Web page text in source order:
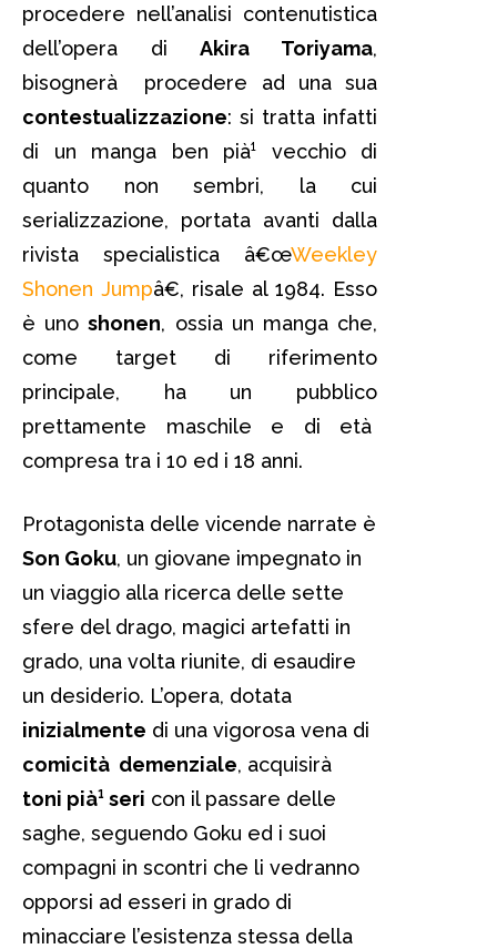
procedere nell’analisi contenutistica
dell’opera diAkira Toriyama,
bisognerà procedere ad una sua
contestualizzazione: si tratta infatti
di un manga ben pià¹ vecchio di
quanto non sembri, la cui
serializzazione, portata avanti dalla
rivista specialistica â€œWeekley
Shonen Jumpâ€, risale al 1984. Esso
è unoshonen, ossia un manga che,
come target di riferimento
principale, ha un pubblico
prettamente maschile e di età
compresa tra i 10 ed i 18 anni.
Protagonista delle vicende narrate è
Son Goku, un giovane impegnato in
un viaggio alla ricerca delle sette
sfere del drago, magici artefatti in
grado, una volta riunite, di esaudire
un desiderio. L’opera, dotata
inizialmente di una vigorosa vena di
comicità demenziale, acquisirà
toni pià¹ seri con il passare delle
saghe, seguendo Goku ed i suoi
compagni in scontri che li vedranno
opporsi ad esseri in grado di
minacciare l’esistenza stessa della